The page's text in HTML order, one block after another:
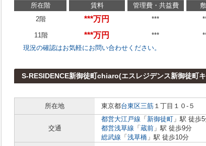
所在階 賃料 管理費・共益費
2階
***万円 ***
11階 ***万円 ***
現況の確認はお気軽にお問い合わせください。
S-RESIDENCE新御徒町chiaro(エスレジデンス新御徒町
所在地
東京都台東区三筋 １丁目１０-５
交通
都営大江戸線 「 新御徒町 」駅 徒歩
都営浅草線 「 蔵前 」駅 徒歩9分
総武線 「 浅草橋 」駅 徒歩10分